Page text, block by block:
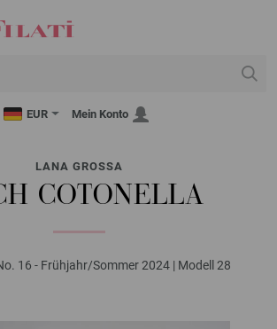
EUR Mein Konto
LANA GROSSA
COTONELLA
16 - Frühjahr/Sommer 2024 | Modell 28